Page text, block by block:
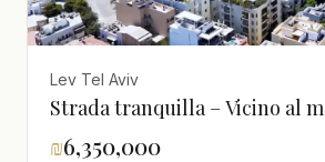
Lev Tel Aviv
Strada tranquilla – Vicino al
₪6,350,000